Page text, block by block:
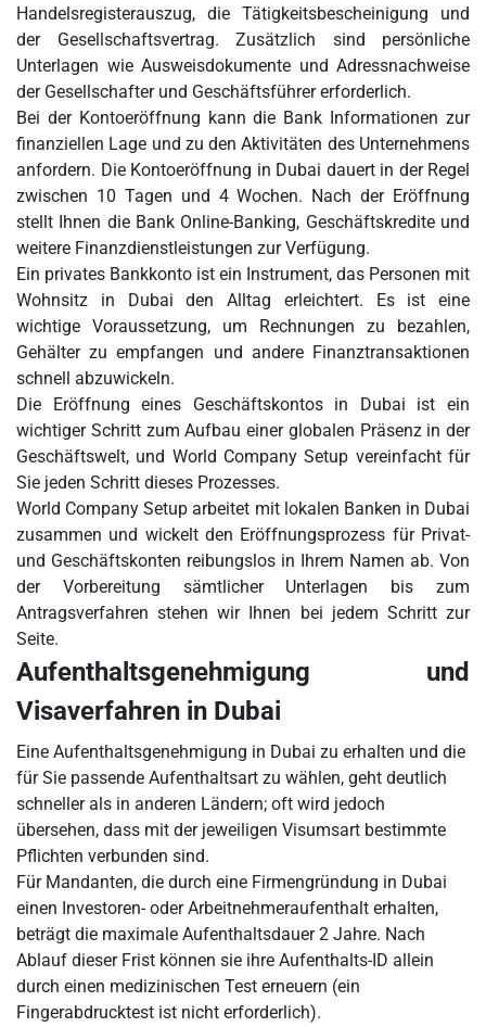
Handelsregisterauszug, die Tätigkeitsbescheinigung und
der Gesellschaftsvertrag. Zusätzlich sind persönliche
Unterlagen wie Ausweisdokumente und Adressnachweise
der Gesellschafter und Geschäftsführer erforderlich.
Bei der Kontoeröffnung kann die Bank Informationen zur
finanziellen Lage und zu den Aktivitäten des Unternehmens
anfordern. Die Kontoeröffnung in Dubai dauert in der Regel
zwischen 10 Tagen und 4 Wochen. Nach der Eröffnung
stellt Ihnen die Bank Online-Banking, Geschäftskredite und
weitere Finanzdienstleistungen zur Verfügung.
Ein privates Bankkonto ist ein Instrument, das Personen mit
Wohnsitz in Dubai den Alltag erleichtert. Es ist eine
wichtige Voraussetzung, um Rechnungen zu bezahlen,
Gehälter zu empfangen und andere Finanztransaktionen
schnell abzuwickeln.
Die Eröffnung eines Geschäftskontos in Dubai ist ein
wichtiger Schritt zum Aufbau einer globalen Präsenz in der
Geschäftswelt, und World Company Setup vereinfacht für
Sie jeden Schritt dieses Prozesses.
World Company Setup arbeitet mit lokalen Banken in Dubai
zusammen und wickelt den Eröffnungsprozess für Privat-
und Geschäftskonten reibungslos in Ihrem Namen ab. Von
der Vorbereitung sämtlicher Unterlagen bis zum
Antragsverfahren stehen wir Ihnen bei jedem Schritt zur
Seite.
Aufenthaltsgenehmigung und
Visaverfahren in Dubai
Eine Aufenthaltsgenehmigung in Dubai zu erhalten und die
für Sie passende Aufenthaltsart zu wählen, geht deutlich
schneller als in anderen Ländern; oft wird jedoch
übersehen, dass mit der jeweiligen Visumsart bestimmte
Pflichten verbunden sind.
Für Mandanten, die durch eine Firmengründung in Dubai
einen Investoren- oder Arbeitnehmeraufenthalt erhalten,
beträgt die maximale Aufenthaltsdauer 2 Jahre. Nach
Ablauf dieser Frist können sie ihre Aufenthalts-ID allein
durch einen medizinischen Test erneuern (ein
Fingerabdrucktest ist nicht erforderlich).